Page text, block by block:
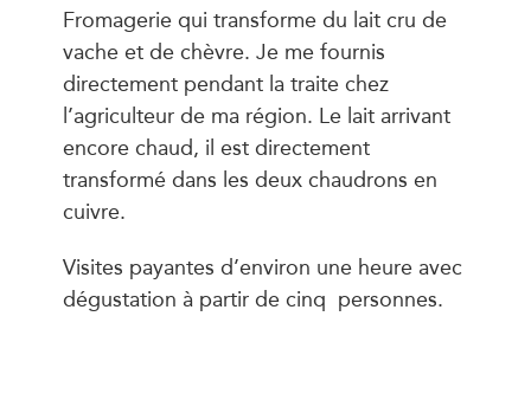
Fromagerie qui transforme du lait cru de
vache et de chèvre. Je me fournis
directement pendant la traite chez
l’agriculteur de ma région. Le lait arrivant
encore chaud, il est directement
transformé dans les deux chaudrons en
cuivre.
Visites payantes d’environ une heure avec
dégustation à partir de cinq personnes.